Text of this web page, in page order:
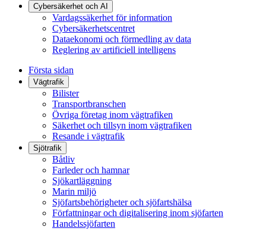
Cybersäkerhet och AI
Vardagssäkerhet för information
Cybersäkerhetscentret
Dataekonomi och förmedling av data
Reglering av artificiell intelligens
Första sidan
Vägtrafik
Bilister
Transportbranschen
Övriga företag inom vägtrafiken
Säkerhet och tillsyn inom vägtrafiken
Resande i vägtrafik
Sjötrafik
Båtliv
Farleder och hamnar
Sjökartläggning
Marin miljö
Sjöfartsbehörigheter och sjöfartshälsa
Författningar och digitalisering inom sjöfarten
Handelssjöfarten